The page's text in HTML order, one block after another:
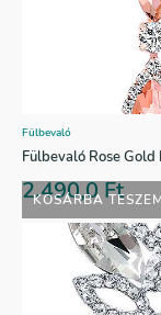
KOSÁRBA
Fülbevaló
Fülbevaló Rose
2.490,0Ft